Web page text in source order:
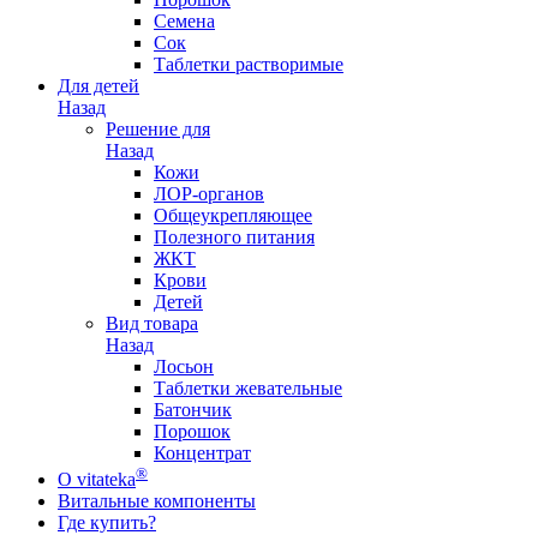
Семена
Сок
Таблетки растворимые
Для детей
Назад
Решение для
Назад
Кожи
ЛОР-органов
Общеукрепляющее
Полезного питания
ЖКТ
Крови
Детей
Вид товара
Назад
Лосьон
Таблетки жевательные
Батончик
Порошок
Концентрат
О vitateka®
Витальные компоненты
Где купить?